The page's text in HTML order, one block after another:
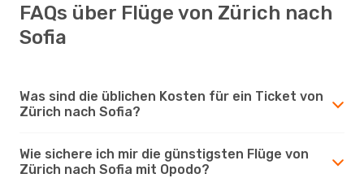
FAQs über Flüge von Zürich nach
Sofia
Was sind die üblichen Kosten für ein Ticket von
Zürich nach Sofia?
Wie sichere ich mir die günstigsten Flüge von
Zürich nach Sofia mit Opodo?